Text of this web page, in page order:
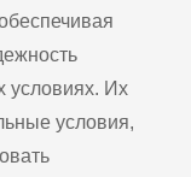
условиях. Их
условия,